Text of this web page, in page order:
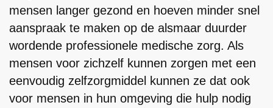
mensen langer gezond en hoeven minder snel
aanspraak te maken op de alsmaar duurder
wordende professionele medische zorg. Als
mensen voor zichzelf kunnen zorgen met een
eenvoudig zelfzorgmiddel kunnen ze dat ook
voor mensen in hun omgeving die hulp nodig